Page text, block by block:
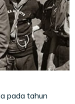
pada tahun